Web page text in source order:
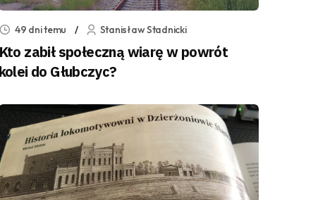
49 dni temu Stanisław Stadnicki
Kto zabił społeczną wiarę w powrót
kolei do Głubczyc?